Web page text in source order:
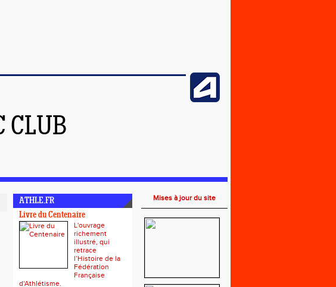
CLUB
ATHLE.FR
Livre du Centenaire
L'ouvrage
richement
illustré, qui
retrace
l’Histoire de la
Fédération
Française
d'Athlétisme.
Mises à jour du site